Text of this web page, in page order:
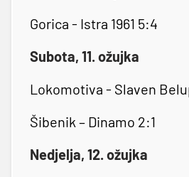
Gorica - Istra 1961 5:4
Subota, 11. ožujka
Lokomotiva - Slaven
Šibenik – Dinamo 2:1
Nedjelja, 12. ožujka